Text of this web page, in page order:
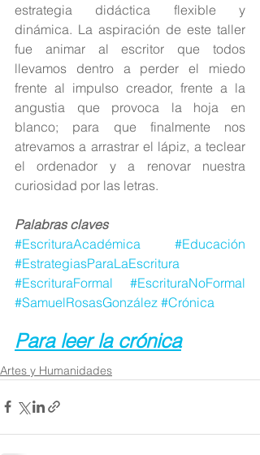
estrategia didáctica flexible y
dinámica. La aspiración de este taller
fue animar al escritor que todos
llevamos dentro a perder el miedo
frente al impulso creador, frente a la
angustia que provoca la hoja en
blanco; para que finalmente nos
atrevamos a arrastrar el lápiz, a teclear
el ordenador y a renovar nuestra
curiosidad por las letras.
Palabras claves
#EscrituraAcadémica
#Educación
#EstrategiasParaLaEscritura
#EscrituraFormal
#EscrituraNoFormal
#SamuelRosasGonzález #Crónica
Para leer la crónica
Artes y Humanidades